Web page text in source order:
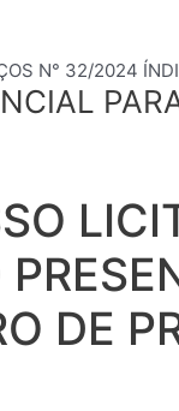
N° 32/2024
DE